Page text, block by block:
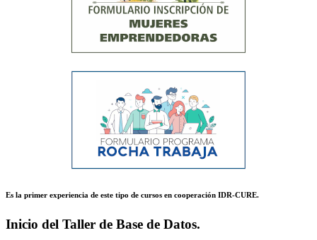
Es la primer experiencia de este tipo de cursos en cooperación IDR-CURE.
Inicio del Taller de Base de Datos.